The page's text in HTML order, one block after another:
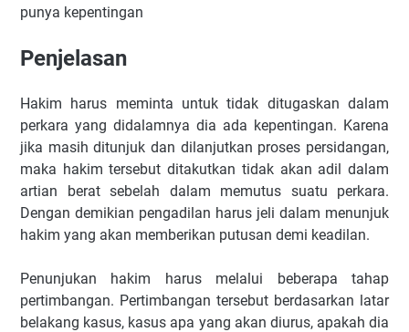
punya kepentingan
Penjelasan
Hakim harus meminta untuk tidak ditugaskan dalam
perkara yang didalamnya dia ada kepentingan. Karena
jika masih ditunjuk dan dilanjutkan proses persidangan,
maka hakim tersebut ditakutkan tidak akan adil dalam
artian berat sebelah dalam memutus suatu perkara.
Dengan demikian pengadilan harus jeli dalam menunjuk
hakim yang akan memberikan putusan demi keadilan.
Penunjukan hakim harus melalui beberapa tahap
pertimbangan. Pertimbangan tersebut berdasarkan latar
belakang kasus, kasus apa yang akan diurus, apakah dia